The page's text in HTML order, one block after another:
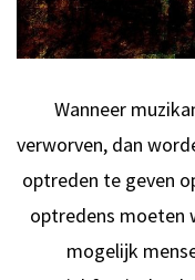
Wanneer
verworven, dan
optreden te geven
optredens moeten
mogelijk